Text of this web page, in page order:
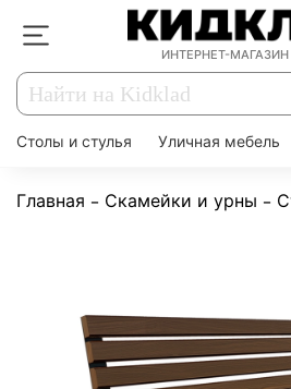
ИНТЕРНЕТ-
Столы и стулья Уличная мебель
Главная Скамейки и урны